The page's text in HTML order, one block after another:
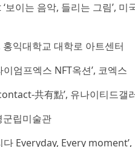
이는 음악, 들리는 그림’,
익대학교 대학로 아트센터
엄프엑스 NFT옥션’, 코엑스
共有點’, 유나이티드갤
립미술관
다 Everyday, Every